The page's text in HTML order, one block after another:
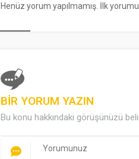
Henüz yorum yapılmamış. İlk
BİR YORUM YAZIN
Bu konu hakkındaki görüşünüzü